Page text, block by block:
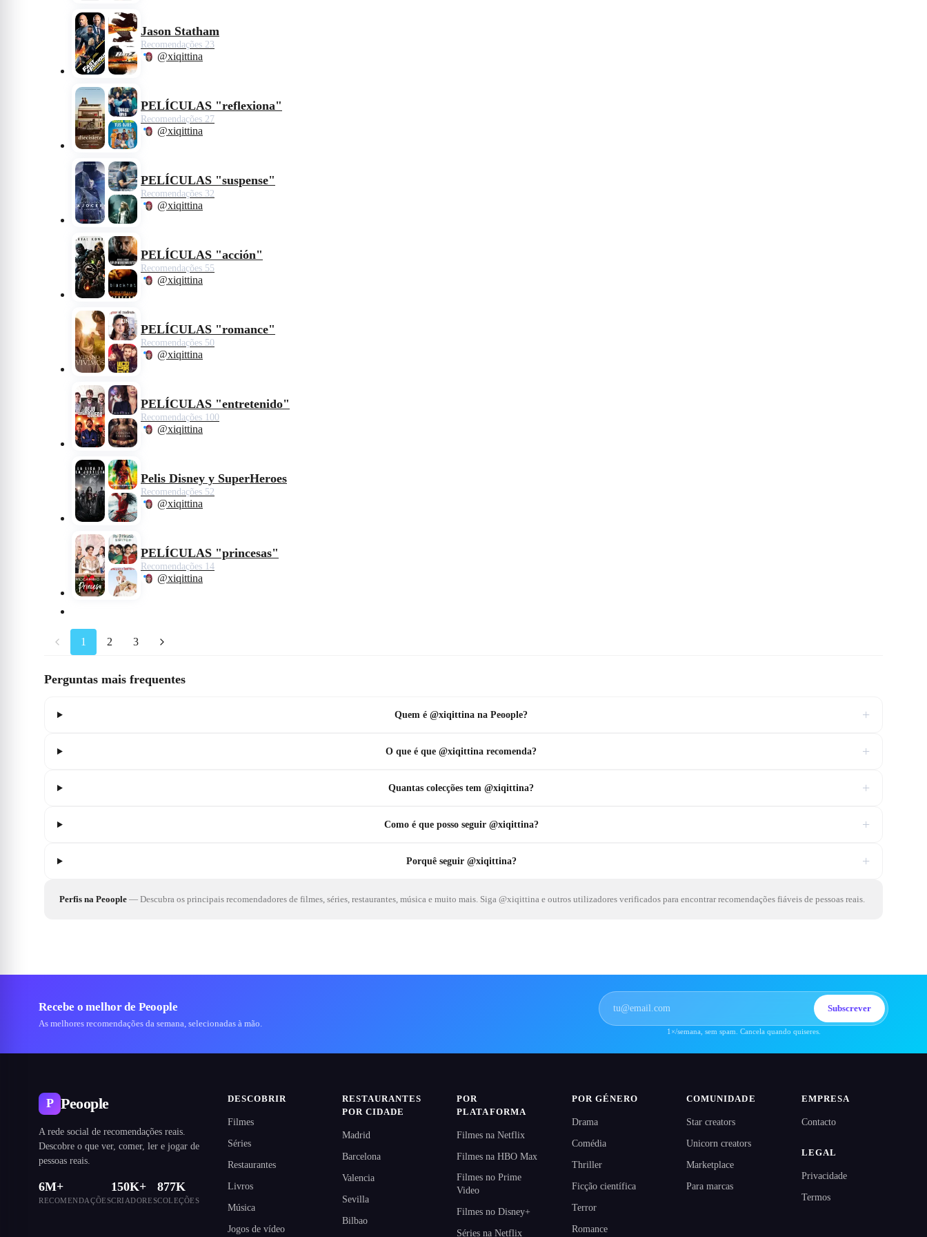
Jason Statham
Recomendações 23
@xiqittina
PELÍCULAS "reflexiona"
Recomendações 27
@xiqittina
PELÍCULAS "suspense"
Recomendações 32
@xiqittina
PELÍCULAS "acción"
Recomendações 55
@xiqittina
PELÍCULAS "romance"
Recomendações 50
@xiqittina
PELÍCULAS "entretenido"
Recomendações 100
@xiqittina
Pelis Disney y SuperHeroes
Recomendações 52
@xiqittina
PELÍCULAS "princesas"
Recomendações 14
@xiqittina
1 2 3
Perguntas mais frequentes
Quem é @xiqittina na Peoople? +
O que é que @xiqittina recomenda? +
Quantas colecções tem @xiqittina? +
Como é que posso seguir @xiqittina? +
Porquê seguir @xiqittina? +
Perfis na Peoople — Descubra os principais recomendadores de filmes, séries, restaurantes, música e muito mais. Siga @xiqittina e outros utilizadores verificados para encontrar recomendações fiáveis de pessoas reais.
Recebe o melhor de Peoople
As melhores recomendações da semana, selecionadas à mão.
Subscrever
1×/semana, sem spam. Cancela quando quiseres.
P Peoople
A rede social de recomendações reais.
Descobre o que ver, comer, ler e jogar de
pessoas reais.
6M+
RECOMENDAÇÕES
150K+
CRIADORES
877K
COLEÇÕES
DESCOBRIR
Filmes
Séries
Restaurantes
Livros
Música
Jogos de vídeo
RESTAURANTES
POR CIDADE
Madrid
Barcelona
Valencia
Sevilla
Bilbao
POR
PLATAFORMA
Filmes na Netflix
Filmes na HBO Max
Filmes no Prime
Video
Filmes no Disney+
Séries na Netflix
POR GÉNERO
Drama
Comédia
Thriller
Ficção científica
Terror
Romance
COMUNIDADE
Star creators
Unicorn creators
Marketplace
Para marcas
EMPRESA
Contacto
LEGAL
Privacidade
Termos